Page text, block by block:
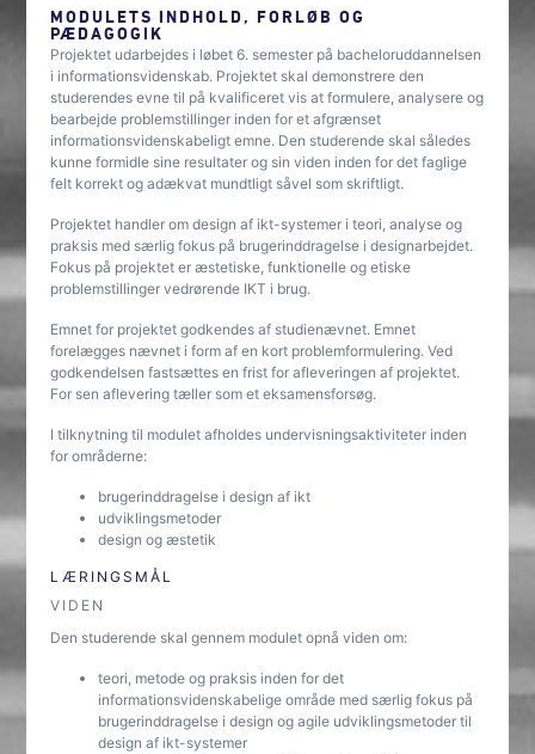
MODULETS INDHOLD, FORLØB OG
PÆDAGOGIK
Projektet udarbejdes i løbet 6. semester på bacheloruddannelsen
i informationsvidenskab. Projektet skal demonstrere den
studerendes evne til på kvalificeret vis at formulere, analysere og
bearbejde problemstillinger inden for et afgrænset
informationsvidenskabeligt emne. Den studerende skal således
kunne formidle sine resultater og sin viden inden for det faglige
felt korrekt og adækvat mundtligt såvel som skriftligt.
Projektet handler om design af ikt-systemer i teori, analyse og
praksis med særlig fokus på brugerinddragelse i designarbejdet.
Fokus på projektet er æstetiske, funktionelle og etiske
problemstillinger vedrørende IKT i brug.
Emnet for projektet godkendes af studienævnet. Emnet
forelægges nævnet i form af en kort problemformulering. Ved
godkendelsen fastsættes en frist for afleveringen af projektet.
For sen aflevering tæller som et eksamensforsøg.
I tilknytning til modulet afholdes undervisningsaktiviteter inden
for områderne:
brugerinddragelse i design af ikt
udviklingsmetoder
design og æstetik
LÆRINGSMÅL
VIDEN
Den studerende skal gennem modulet opnå viden om:
teori, metode og praksis inden for det
informationsvidenskabelige område med særlig fokus på
brugerinddragelse i design og agile udviklingsmetoder til
design af ikt-systemer